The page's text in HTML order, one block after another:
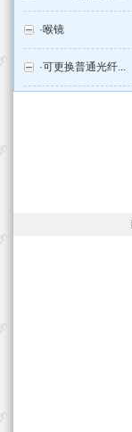
·喉镜
·可更换普通光纤...